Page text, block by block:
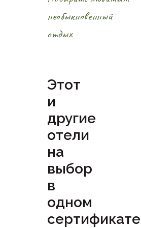
необыкновенный
отдых
Этот
и
другие
отели
на
выбор
в
одном
сертификате